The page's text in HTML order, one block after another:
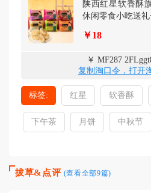
陕西红星软香酥
休闲零食小吃送
￥18
￥ MF287
复制淘口令，打开
标签: 红星 软香酥
下午茶 月饼 中秋节
拔草&点评 (查看全部9篇)